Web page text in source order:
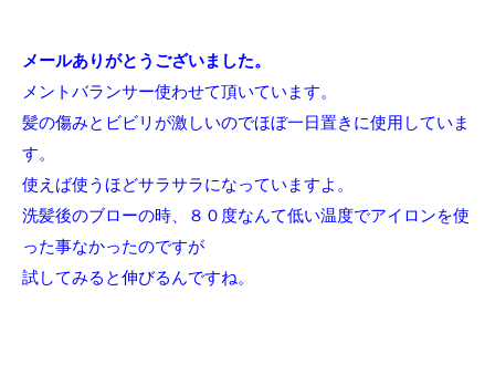
メールありがとうございました。
メントバランサー使わせて頂いています。
髪の傷みとビビリが激しいのでほぼ一日置きに使用していま
す。
使えば使うほどサラサラになっていますよ。
洗髪後のブローの時、８０度なんて低い温度でアイロンを使
った事なかったのですが
試してみると伸びるんですね。